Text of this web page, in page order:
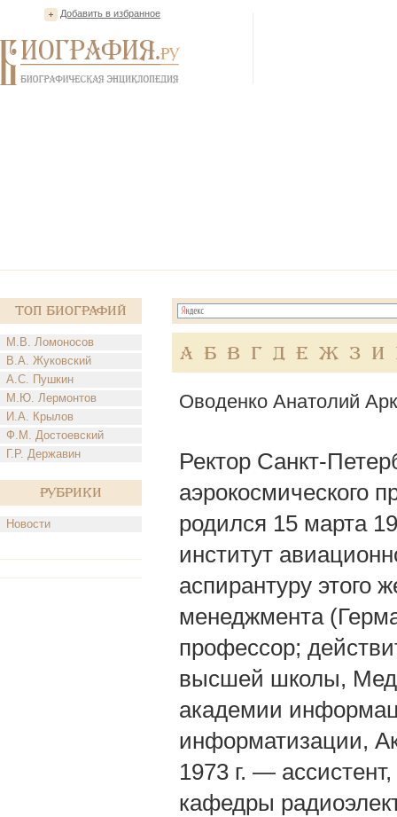
Добавить в избранное
Топ Биографий
М.В. Ломоносов
В.А. Жуковский
А.С. Пушкин
М.Ю. Лермонтов
И.А. Крылов
Ф.М. Достоевский
Г.Р. Державин
Рубрики
Новости
А Б В Г Д Е Ж З И
Оводенко Анатолий
Ректор Санкт-
аэрокосмического
родился 15 марта
институт
аспирантуру этого
менеджмента
профессор;
высшей школы,
академии
информатизации,
1973 г. —
кафедры